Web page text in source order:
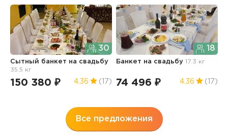
30
Сытный банкет на свадьбу
35.5 кг
150 380 ₽ 4.36 (17)
18
Банкет на свадьбу 17.3 кг
74 496 ₽ 4.36 (17)
Все предложения